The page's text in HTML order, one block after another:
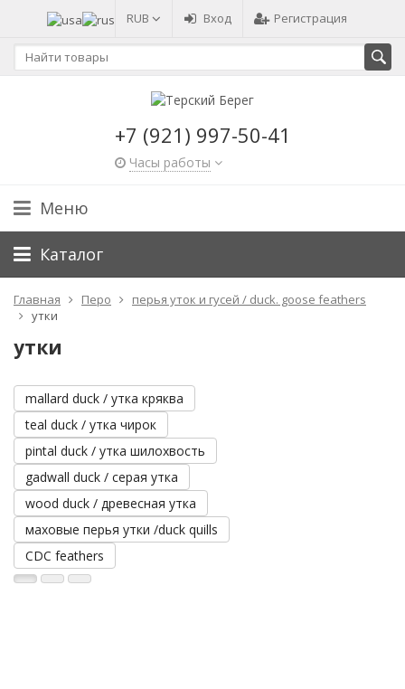
RUB Вход Регистрация
+7 (921) 997-50-41
Часы работы
Меню
Каталог
Главная Перо
перья уток и гусей / duck. goose feathers
утки
утки
mallard duck / утка кряква
teal duck / утка чирок
pintal duck / утка шилохвость
gadwall duck / серая утка
wood duck / древесная утка
маховые перья утки /duck quills
CDC feathers